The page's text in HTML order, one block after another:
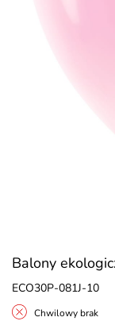
Balony
ECO30P-081J-10
Chwilowy brak